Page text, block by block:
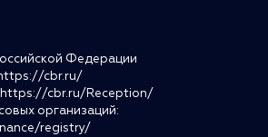
Федерации
cbr.ru/
https://cbr.ru/Reception/
организаций:
registry/